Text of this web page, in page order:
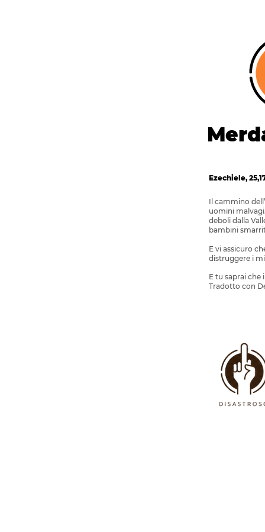
Ezechiele,
Il cammino
uomini
deboli dalla
bambini
E vi assicuro
distruggere i
E tu saprai che
Tradotto con